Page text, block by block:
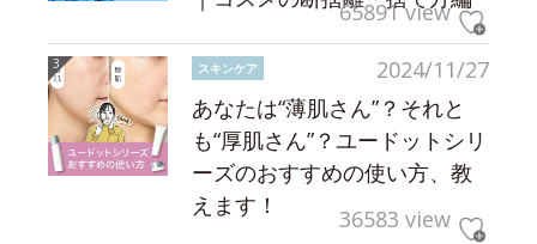
65891 view
2024/11/27
スキンケア
あなたは“薄肌さん”？それと
も“厚肌さん”？ユードットシリ
ーズのおすすめの使い方、教
えます！
36583 view